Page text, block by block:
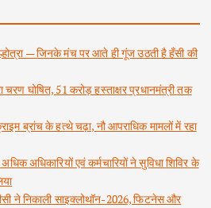
— जिनके मंच पर आते ही गूंज उठती है हँसी की
चरण घोषित, 51 करोड़ हस्ताक्षर प्रधानमंत्री तक
ब्रांच के हत्थे चढ़ा, नौ आपराधिक मामलों में रहा
अधिकारियों एवं कर्मचारियों ने सुविधा शिविर के
ने निकाली साइक्लोथॉन-2026, फिटनेस और